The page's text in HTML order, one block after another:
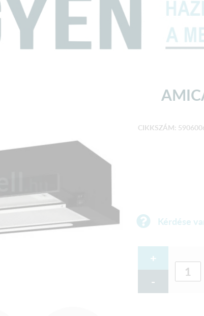
CIKKSZÁM:
Kérdése
+
-